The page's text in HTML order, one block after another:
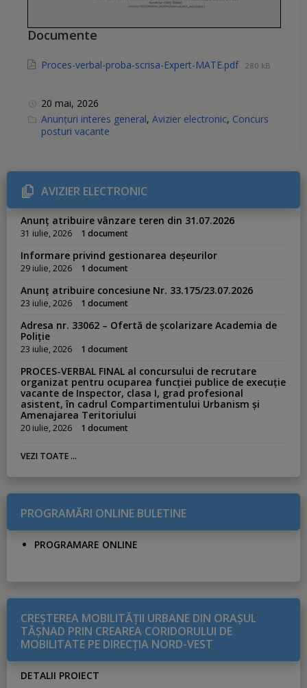
Documente
Proces-verbal-proba-scrisa-Expert-MATE.pdf 280 kB
20 mai, 2026
C
a
t
r
e
Anunțuri interes general, Avizier electronic, Concurs
posturi vacante
AVIZIER ELECTRONIC
Anunț atribuire vânzare teren din 31.07.2026
31 iulie, 2026 1 document
Informare privind gestionarea deșeurilor
29 iulie, 2026 1 document
Anunț atribuire concesiune Nr. 33.175/23.07.2026
23 iulie, 2026 1 document
Adresa nr. 33062 – Ofertă de școlarizare Academia de
Poliție
23 iulie, 2026 1 document
PROCES-VERBAL FINAL al concursului de recrutare
organizat pentru ocuparea funcției publice de execuție
vacante de Inspector, clasa I, grad profesional
asistent, în cadrul Compartimentului Urbanism și
Amenajarea Teritoriului
20 iulie, 2026 1 document
VEZI TOATE ...
PROGRAMĂRI ONLINE BULETINE
PROGRAMARE ONLINE
CREŞTEREA MOBILITĂŢII URBANE DIN ORAŞUL
TĂŞNAD PRIN CREAREA CORIDORULUI DE
MOBILITATE PE DIRECŢIA NORD-VEST
DETALII PROIECT